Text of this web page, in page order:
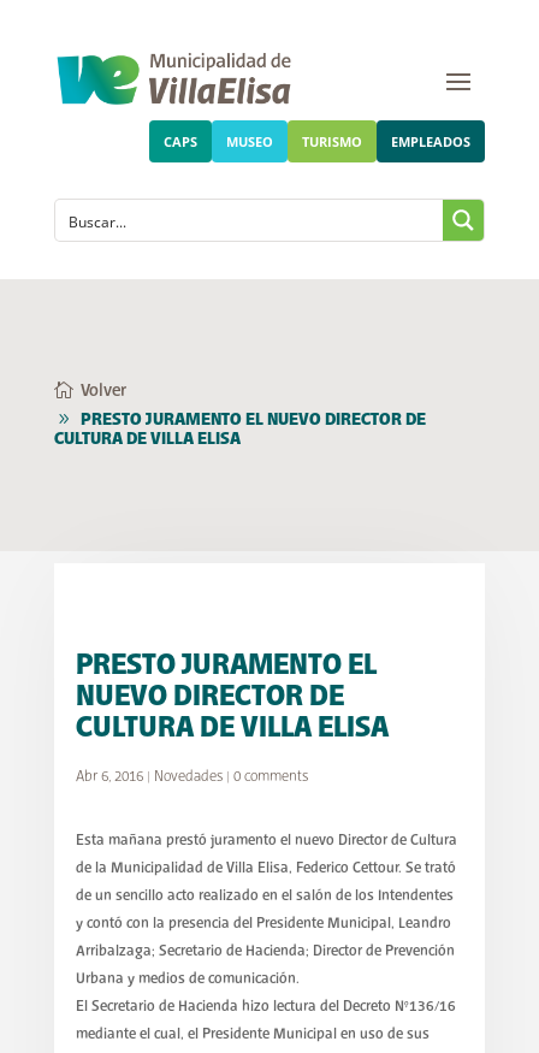
CAPS MUSEO TURISMO EMPLEADOS
Volver
PRESTO JURAMENTO EL NUEVO DIRECTOR DE
CULTURA DE VILLA ELISA
PRESTO JURAMENTO EL
NUEVO DIRECTOR DE
CULTURA DE VILLA ELISA
Abr 6, 2016| Novedades| 0 comments
Esta mañana prestó juramento el nuevo Director de Cultura
de la Municipalidad de Villa Elisa, Federico Cettour. Se trató
de un sencillo acto realizado en el salón de los Intendentes
y contó con la presencia del Presidente Municipal, Leandro
Arribalzaga; Secretario de Hacienda; Director de Prevención
Urbana y medios de comunicación.
El Secretario de Hacienda hizo lectura del Decreto N°136/16
mediante el cual, el Presidente Municipal en uso de sus